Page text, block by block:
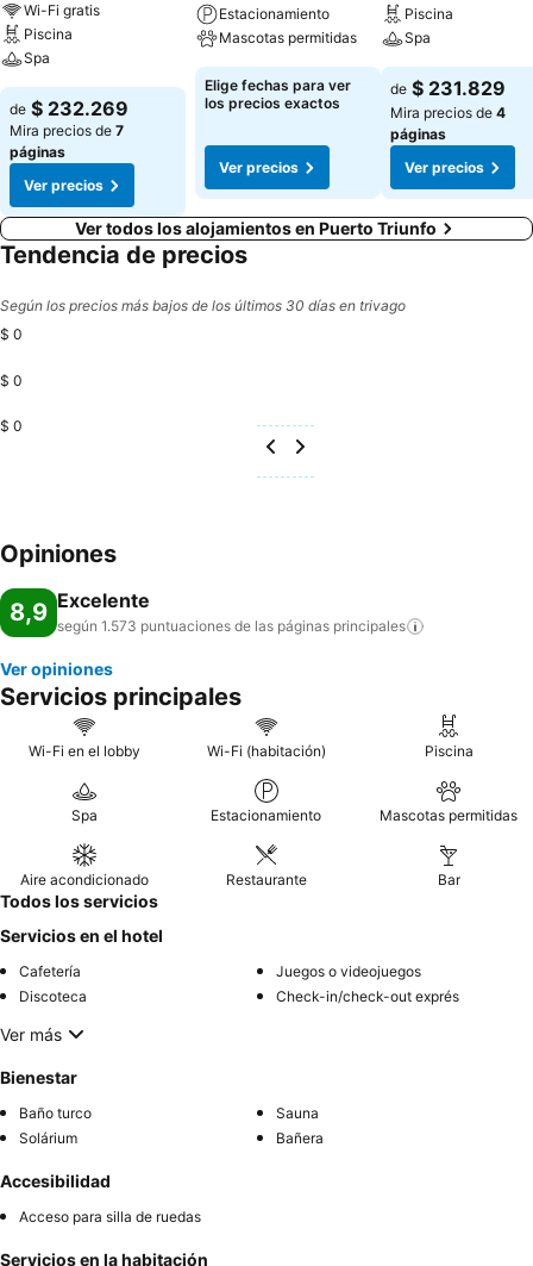
Wi-Fi gratis
Piscina
Spa
de $ 232.269
Mira precios de 7
páginas
Ver precios
Estacionamiento
Mascotas permitidas
Elige fechas para ver
los precios exactos
Ver precios
Piscina
Spa
de $ 231.829
Mira precios de 4
páginas
Ver precios
Ver todos los alojamientos en Puerto Triunfo
Tendencia de precios
Según los precios más bajos de los últimos 30 días en trivago
$ 0
$ 0
$ 0
Opiniones
8,9 Excelente
según 1.573 puntuaciones de las páginas principales
Ver opiniones
Servicios principales
Wi-Fi en el lobby Wi-Fi (habitación) Piscina
Spa Estacionamiento Mascotas permitidas
Aire acondicionado Restaurante Bar
Todos los servicios
Servicios en el hotel
Cafetería
Juegos o videojuegos
Discoteca
Check-in/check-out exprés
Ver más
Bienestar
Baño turco
Sauna
Solárium
Bañera
Accesibilidad
Acceso para silla de ruedas
Servicios en la habitación